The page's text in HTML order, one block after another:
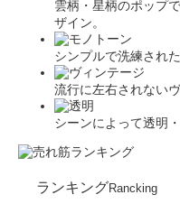
雲柄・星柄のポップ
ザイン。
シンプルで洗練され
流行に左右されない
シーンによって透明
ランキングRancking